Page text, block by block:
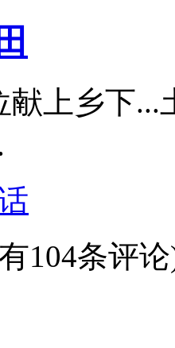
献上乡下
104条评